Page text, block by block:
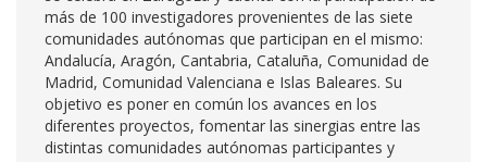
más de 100 investigadores provenientes de las siete
comunidades autónomas que participan en el mismo:
Andalucía, Aragón, Cantabria, Cataluña, Comunidad de
Madrid, Comunidad Valenciana e Islas Baleares. Su
objetivo es poner en común los avances en los
diferentes proyectos, fomentar las sinergias entre las
distintas comunidades autónomas participantes y